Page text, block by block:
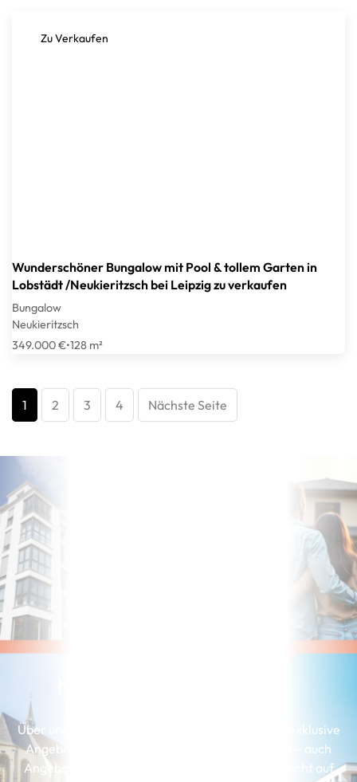
Zu Verkaufen
Wunderschöner Bungalow mit Pool & tollem Garten in
Lobstädt /Neukieritzsch bei Leipzig zu verkaufen
Bungalow
Neukieritzsch
349.000 €•128 m²
1 2 3 4 Nächste Seite
Über unserer Interessenkartei erhalten Kunden exklusive
Angebote, die genau zu ihren Wünschen passen – auch
Angebote, die wir aus Gründen der Diskretion nicht auf